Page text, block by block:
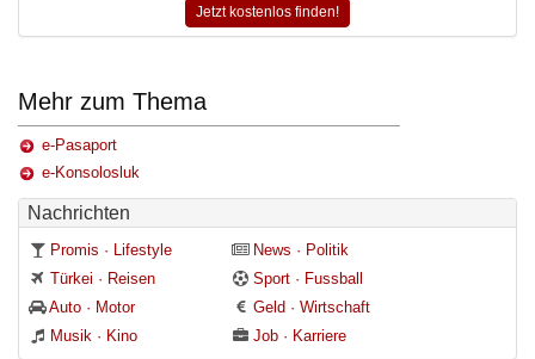
Jetzt kostenlos finden!
Mehr zum Thema
e-Pasaport
e-Konsolosluk
Nachrichten
Promis · Lifestyle
News · Politik
Türkei · Reisen
Sport · Fussball
Auto · Motor
Geld · Wirtschaft
Musik · Kino
Job · Karriere